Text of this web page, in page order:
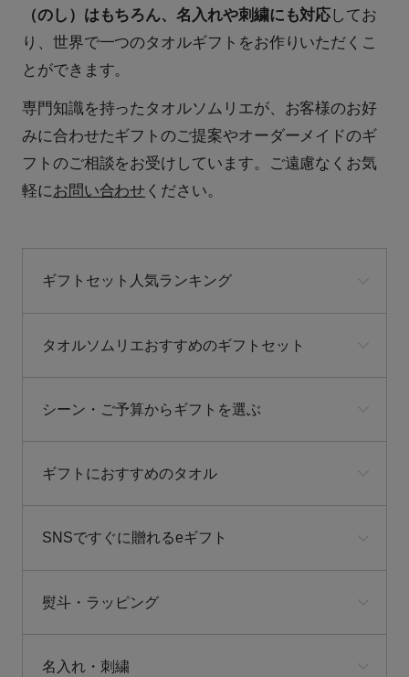
（のし）はもちろん、名入れや刺繍にも対応してお
り、世界で一つのタオルギフトをお作りいただくこ
とができます。
専門知識を持ったタオルソムリエが、お客様のお好
みに合わせたギフトのご提案やオーダーメイドのギ
フトのご相談をお受けしています。ご遠慮なくお気
軽に お問い合わせ ください。
ギフトセット人気ランキング
タオルソムリエおすすめのギフトセット
シーン・ご予算からギフトを選ぶ
ギフトにおすすめのタオル
SNSですぐに贈れるeギフト
熨斗・ラッピング
名入れ・刺繍